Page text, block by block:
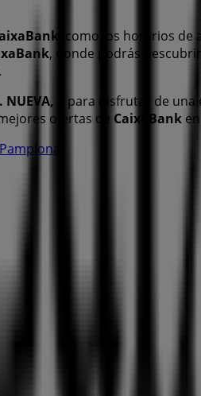
, como los horarios
, donde podrás
.
NUEVA, 2
para disfrutar de una
ofertas de CaixaBank en